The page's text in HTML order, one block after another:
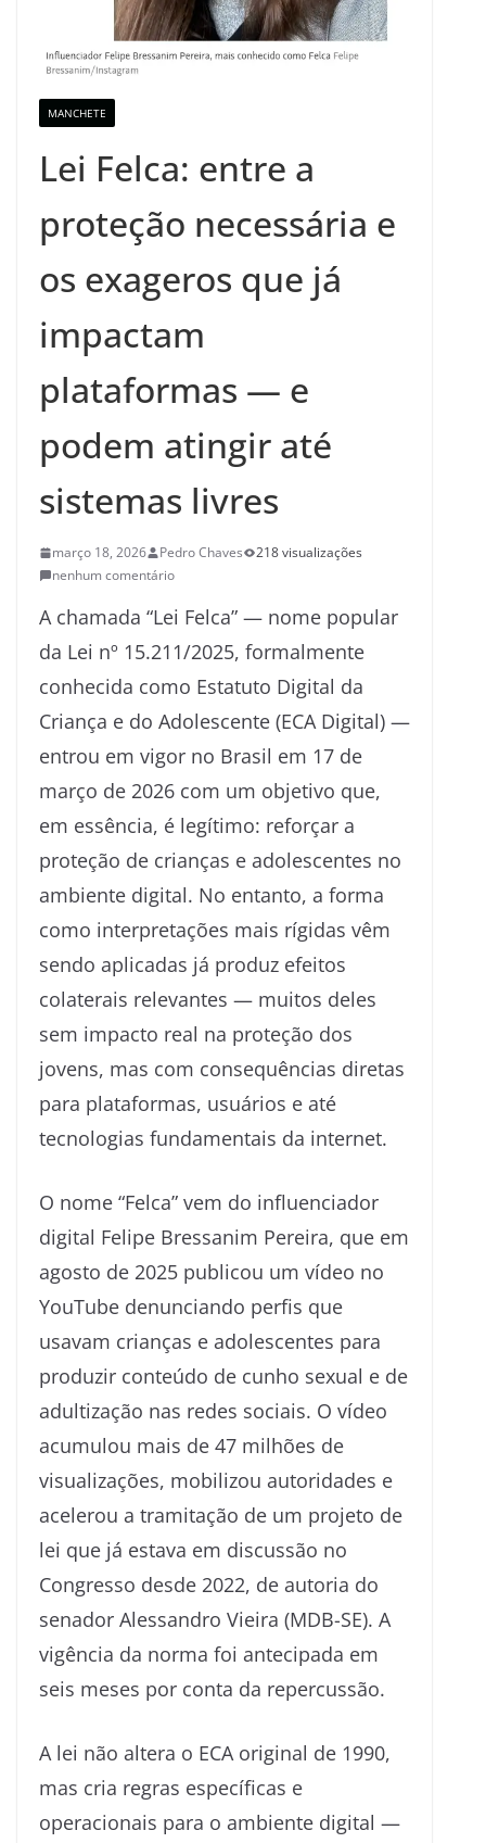
MANCHETE
Lei Felca: entre a
proteção necessária e
os exageros que já
impactam
plataformas — e
podem atingir até
sistemas livres
março 18, 2026 Pedro Chaves
218 visualizações
nenhum comentário
A chamada “Lei Felca” — nome popular
da Lei nº 15.211/2025, formalmente
conhecida como Estatuto Digital da
Criança e do Adolescente (ECA Digital) —
entrou em vigor no Brasil em 17 de
março de 2026 com um objetivo que,
em essência, é legítimo: reforçar a
proteção de crianças e adolescentes no
ambiente digital. No entanto, a forma
como interpretações mais rígidas vêm
sendo aplicadas já produz efeitos
colaterais relevantes — muitos deles
sem impacto real na proteção dos
jovens, mas com consequências diretas
para plataformas, usuários e até
tecnologias fundamentais da internet.
O nome “Felca” vem do influenciador
digital Felipe Bressanim Pereira, que em
agosto de 2025 publicou um vídeo no
YouTube denunciando perfis que
usavam crianças e adolescentes para
produzir conteúdo de cunho sexual e de
adultização nas redes sociais. O vídeo
acumulou mais de 47 milhões de
visualizações, mobilizou autoridades e
acelerou a tramitação de um projeto de
lei que já estava em discussão no
Congresso desde 2022, de autoria do
senador Alessandro Vieira (MDB-SE). A
vigência da norma foi antecipada em
seis meses por conta da repercussão.
A lei não altera o ECA original de 1990,
mas cria regras específicas e
operacionais para o ambiente digital —